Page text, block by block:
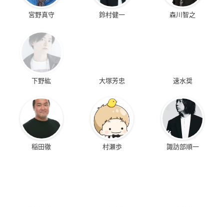
宮野真守 鈴村健一 森川智之
下野紘 大塚芳忠 速水奨
稲田徹 村瀬歩 諏訪部順一